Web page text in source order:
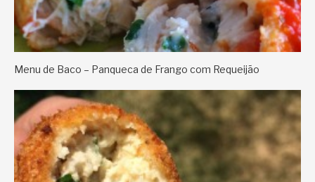
Menu de Baco – Panqueca de Frango com Requeijão